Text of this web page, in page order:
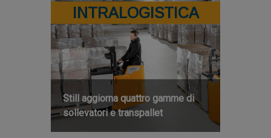
INTRALOGISTICA
Still aggiorna quattro gamme di
sollevatori e transpallet